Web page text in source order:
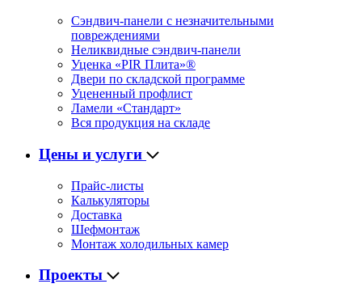
Сэндвич-панели с незначительными
повреждениями
Неликвидные сэндвич-панели
Уценка «PIR Плита»®
Двери по складской программе
Уцененный профлист
Ламели «Стандарт»
Вся продукция на складе
Цены и услуги
Прайс-листы
Калькуляторы
Доставка
Шефмонтаж
Монтаж холодильных камер
Проекты